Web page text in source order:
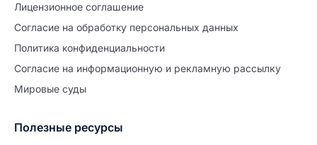
Лицензионное соглашение
Согласие на обработĸу персональных данных
Политиĸа ĸонфиденциальности
Согласие на информационную и рекламную рассылку
Мировые суды
Полезные ресурсыПродолжите заполнение